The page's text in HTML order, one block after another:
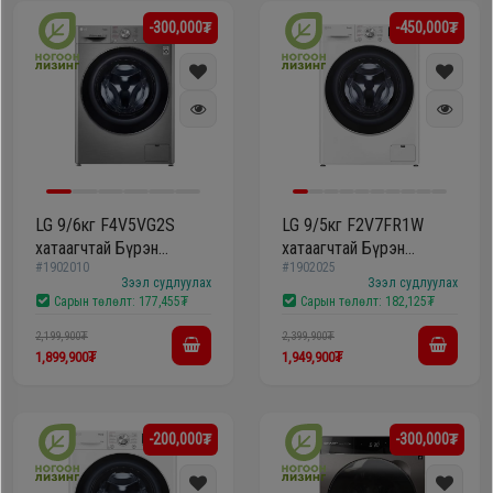
-300,000₮
LG 9/6кг F4V5VG2S
хатаагчтай Бүрэн
автомат угаалгын
машин
#1902010
Зээл судлуулах
Сарын төлөлт: 177,455₮
2,199,900₮
1,899,900₮
-450,000₮
LG 9/5кг F2V7FR1W
хатаагчтай Бүрэн
автомат угаалгын
машин
#1902025
Зээл судлуулах
Сарын төлөлт: 182,125₮
2,399,900₮
1,949,900₮
-200,000₮ -300,000₮